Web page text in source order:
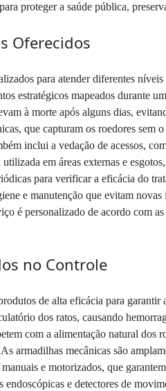
proteger a saúde pública,
Oferecidos
para atender diferentes
estratégicos mapeados durante
à morte após alguns dias,
que capturam os roedores sem
inclui a vedação de acessos,
em áreas externas e
para verificar a eficácia do
e manutenção que evitam
é personalizado de acordo com
no Controle
de alta eficácia para
dos ratos, causando
com a alimentação natural dos
armadilhas mecânicas são
e motorizados, que
e detectores de